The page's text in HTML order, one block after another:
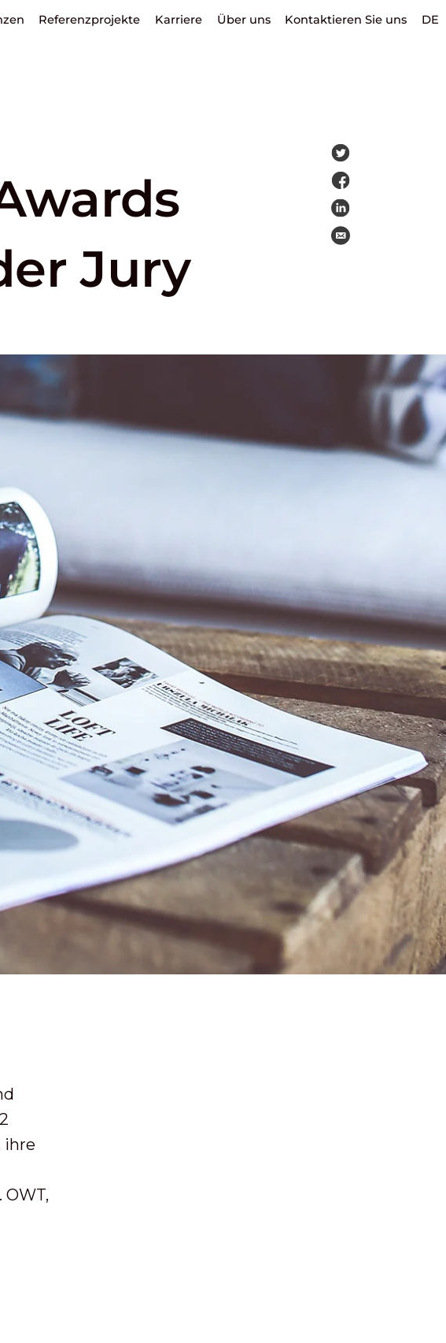
Referenzprojekte Karriere Über uns Kontaktieren Sie uns DE
Jury
ihre